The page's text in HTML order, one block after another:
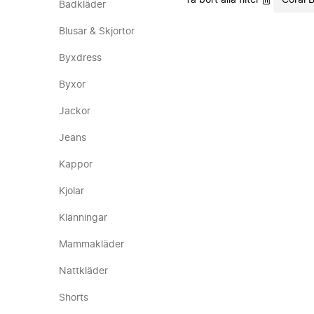
Badkläder
Blusar & Skjortor
Byxdress
Byxor
Jackor
Jeans
Kappor
Kjolar
Klänningar
Mammakläder
Nattkläder
Shorts